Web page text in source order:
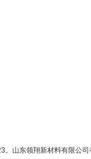
。山东领翔新材料有限公